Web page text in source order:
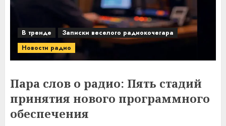
В тренде
Записки веселого радиокочегара
Новости радио
Пара слов о радио: Пять стадий
принятия нового программного
обеспечения